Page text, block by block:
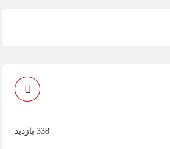
338 بازدید